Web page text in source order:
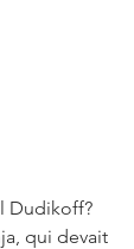
Dudikoff?
qui devait